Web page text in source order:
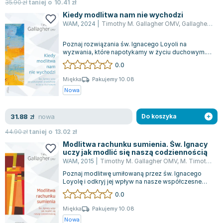
Książki o naukach politycznych dla studentów
Książki do nauk przyrodniczych dla studentów
Książki do nauk społecznych dla studentów
Książki do nauk ścisłych dla studentów
Prawo - książki dla studentów
Technologia żywności - książki
Zarządzanie i marketing - książki
Podręczniki dla nauczycieli - metodyka
Repetytoria, testy i materiały pomocnicze
Bolesław Prus
Clive Cussler
Wanda Chotomska
Józef Ignacy Kraszewski
Clive Staples Lewis
Martyna Wojciechowska
Melissa De la Cruz
Jaś Kapela
Agatha Christie
Witold Gadowski
Jan Pietrzak
Marcin Kowalczyk
Piotr Zychowicz
Joanna Jabłczyńska
Piotr Kościelny
Jan Piński
35.90złtaniej o 10.41 zł
Kiedy modlitwa nam nie wychodzi
WAM, 2024 Timothy M. Gallagher OMV, Gallagher Timothy M. OMV
Poznaj rozwiązania św. Ignacego Loyoli na
wyzwania, które napotykamy w życiu duchowym.
Jak radzić sobie z modlitwą, gdy brakuje na...
0.0
Miękka
Pakujemy 10.08
Nowa
31.88 zł nowa
44.90złtaniej o 13.02 zł
Do koszyka
Modlitwa rachunku sumienia. Św. Ignacy
uczy jak modlić się naszą codziennością
WAM, 2015 Timothy M. Gallagher OMV, M. Timothy Gallagher
Poznaj modlitwę umiłowaną przez św. Ignacego
Loyolę i odkryj jej wpływ na nasze współczesne
życie. Książka autorstwa Timothy'ego M...
0.0
Miękka
Pakujemy 10.08
Nowa